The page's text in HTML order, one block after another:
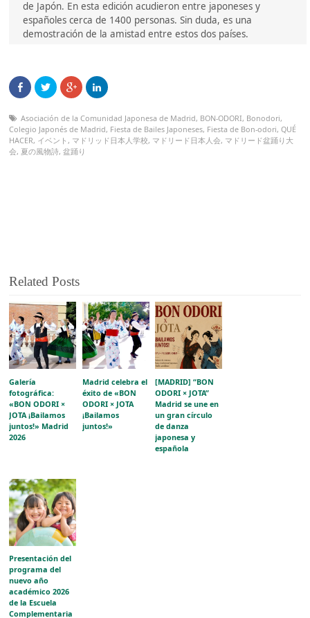
de Japón. En esta edición acudieron entre japoneses y
españoles cerca de 1400 personas. Sin duda, es una
demostración de la amistad entre estos dos países.
Asociación de la Comunidad Japonesa de Madrid, BON-ODORI, Bonodori,
Colegio Japonés de Madrid, Fiesta de Bailes Japoneses, Fiesta de Bon-odori,QUÉ
HACER, イベント , マドリッド日本人学校, マドリード日本人会, マドリード盆踊り大
会, 夏の風物詩,盆踊り
Related Posts
Galería
fotográfica:
«BON ODORI ×
JOTA ¡Bailamos
juntos!» Madrid
2026
Madrid celebra el
éxito de «BON
ODORI × JOTA
¡Bailamos
juntos!»
[MADRID] “BON
ODORI × JOTA”
Madrid se une en
un gran círculo
de danza
japonesa y
española
Presentación del
programa del
nuevo año
académico 2026
de la Escuela
Complementaria